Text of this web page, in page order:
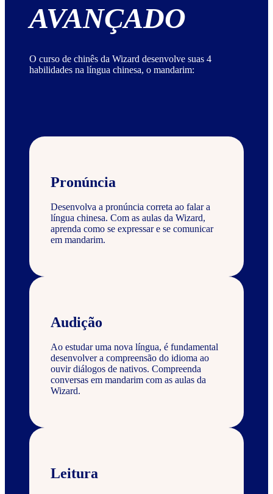
AVANÇADO
O curso de chinês da Wizard desenvolve suas 4
habilidades na língua chinesa, o mandarim:
Pronúncia
Desenvolva a pronúncia correta ao falar a
língua chinesa. Com as aulas da Wizard,
aprenda como se expressar e se comunicar
em mandarim.
Audição
Ao estudar uma nova língua, é fundamental
desenvolver a compreensão do idioma ao
ouvir diálogos de nativos. Compreenda
conversas em mandarim com as aulas da
Wizard.
Leitura